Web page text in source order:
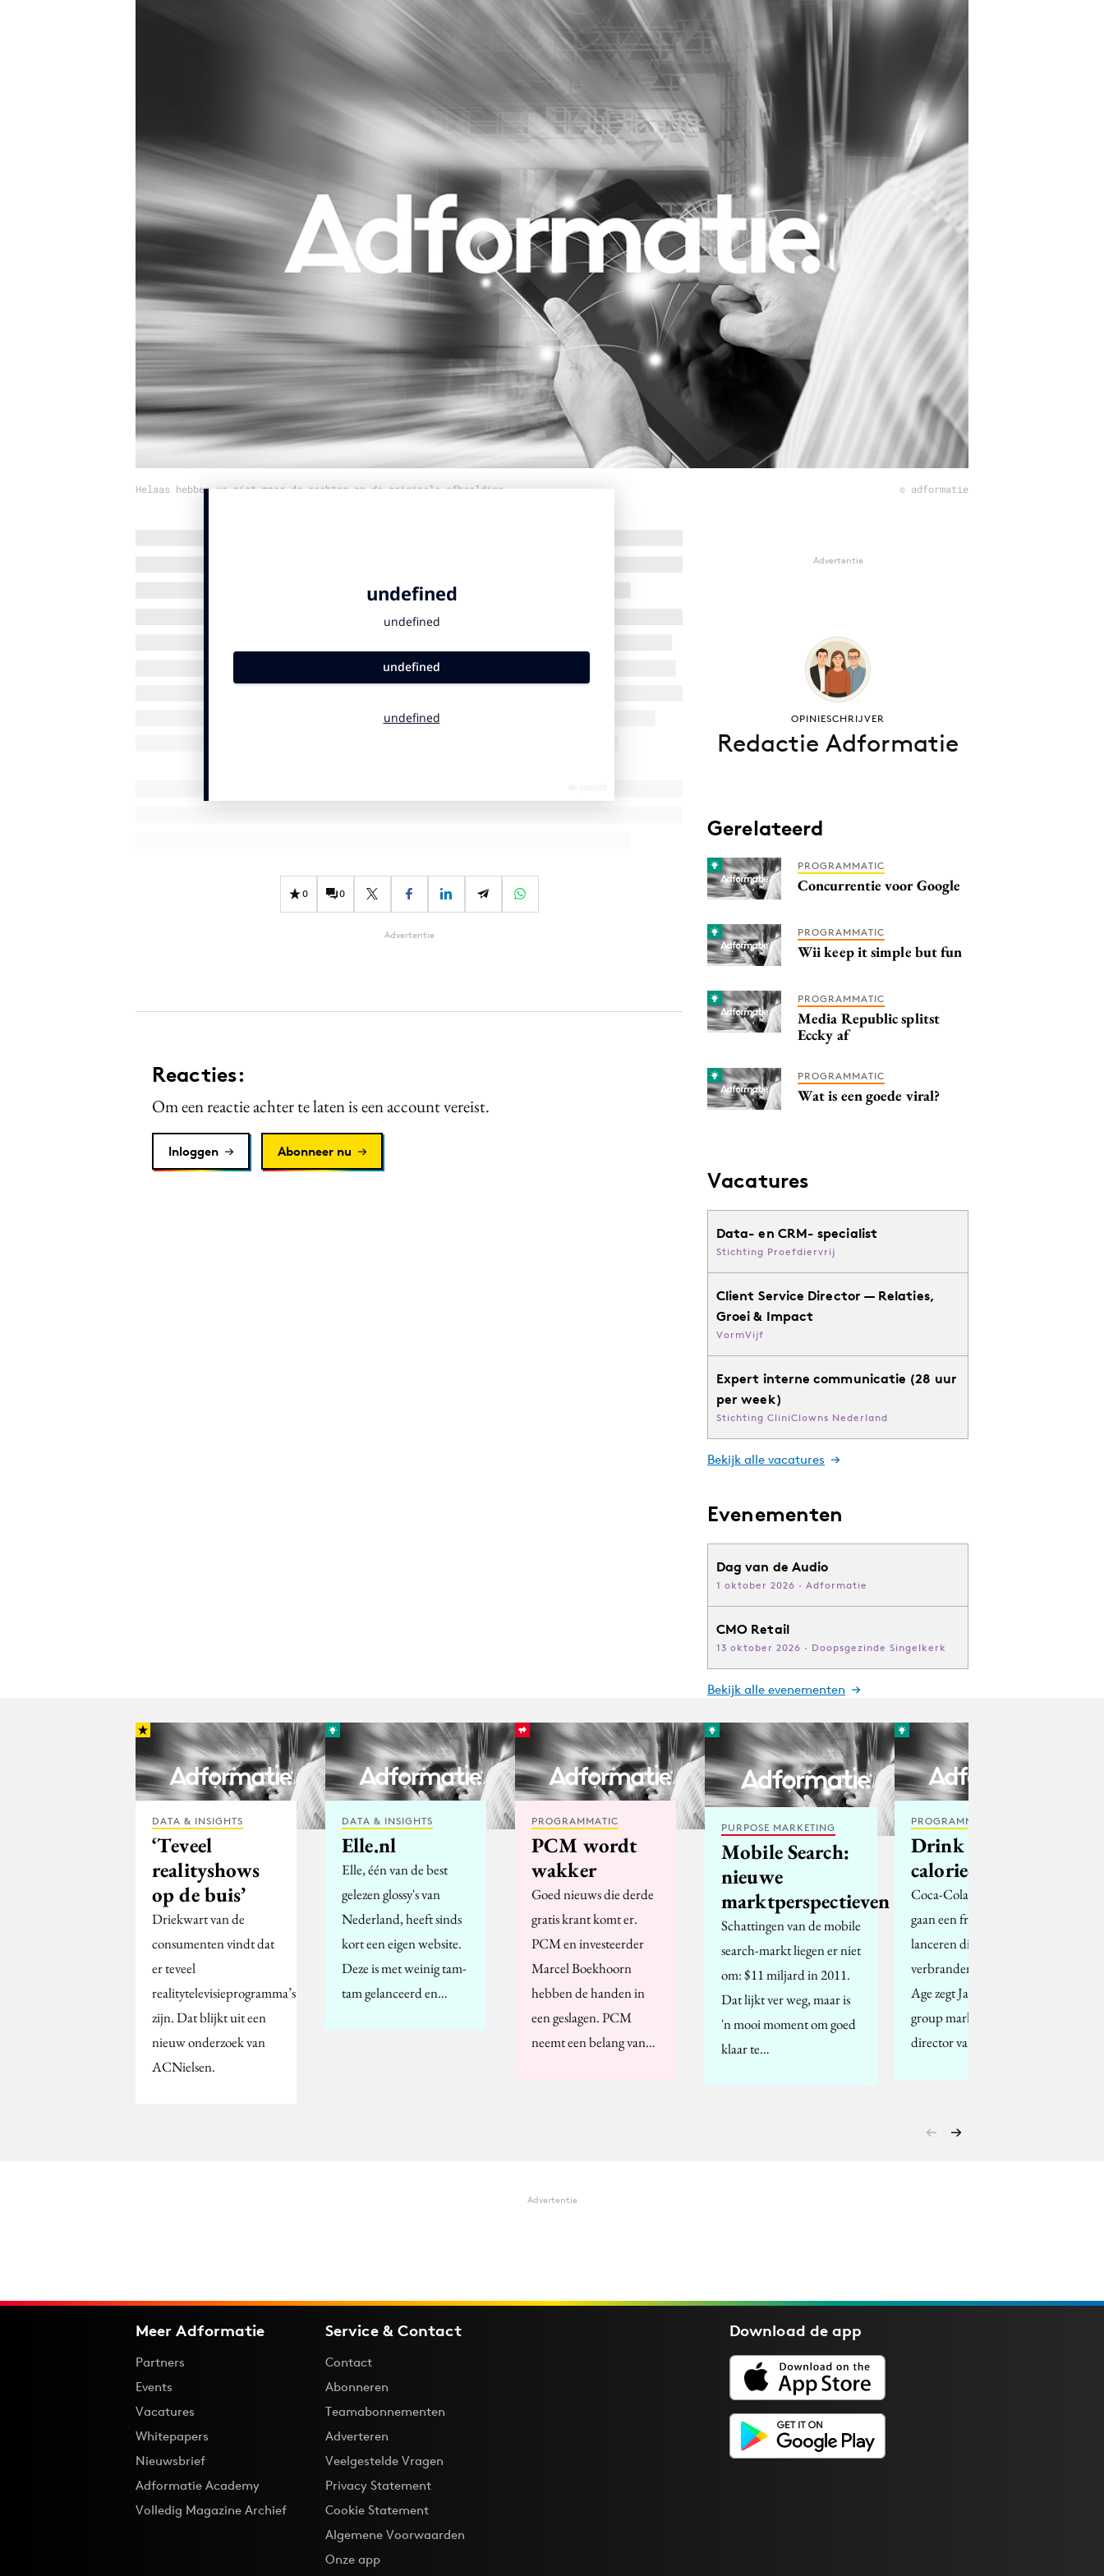
Influencer marketing
Interne communicatie
Purpose Marketing
Reputatie & crisis
Helaas hebben we niet meer de rechten op de originele afbeelding © adformatie
0 0
Advertentie
Reacties:
Om een reactie achter te laten is een account vereist.
Inloggen Abonneer nu
Advertentie
OPINIESCHRIJVER
Redactie Adformatie
Gerelateerd
PROGRAMMATIC
Concurrentie voor Google
PROGRAMMATIC
Wii keep it simple but fun
PROGRAMMATIC
Media Republic splitst
Eccky af
PROGRAMMATIC
Wat is een goede viral?
Vacatures
Data- en CRM- specialist
Stichting Proefdiervrij
Client Service Director — Relaties,
Groei & Impact
VormVijf
Expert interne communicatie (28 uur
per week)
Stichting CliniClowns Nederland
Bekijk alle vacatures
Evenementen
Dag van de Audio
1 oktober 2026 · Adformatie
CMO Retail
13 oktober 2026 · Doopsgezinde Singelkerk
Bekijk alle evenementen
DATA & INSIGHTS
‘Teveel
realityshows
op de buis’
Driekwart van de
consumenten vindt dat
er teveel
realitytelevisieprogramma’s
zijn. Dat blijkt uit een
nieuw onderzoek van
ACNielsen.
DATA & INSIGHTS
Elle.nl
Elle, één van de best
gelezen glossy's van
Nederland, heeft sinds
kort een eigen website.
Deze is met weinig tam-
tam gelanceerd en…
PROGRAMMATIC
PCM wordt
wakker
Goed nieuws die derde
gratis krant komt er.
PCM en investeerder
Marcel Boekhoorn
hebben de handen in
een geslagen. PCM
neemt een belang van…
PURPOSE MARKETING
Mobile Search:
nieuwe
marktperspectieven
Schattingen van de mobile
search-markt liegen er niet
om: $11 miljard in 2011.
Dat lijkt ver weg, maar is
'n mooi moment om goed
klaar te…
PROGRAMMATIC
Drink je
calorieën weg
Coca-Cola en Nestle
gaan een frisdrank
lanceren die calorieën
verbranden. Op Ad
Age zegt Jason Warner,
group marketing
director van…
Advertentie
Meer Adformatie
Partners
Events
Vacatures
Whitepapers
Nieuwsbrief
Adformatie Academy
Volledig Magazine Archief
Service & Contact
Contact
Abonneren
Teamabonnementen
Adverteren
Veelgestelde Vragen
Privacy Statement
Cookie Statement
Algemene Voorwaarden
Onze app
Download deapp